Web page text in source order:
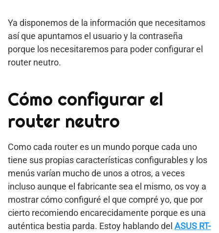
Ya disponemos de la información que necesitamos
así que apuntamos el usuario y la contraseña
porque los necesitaremos para poder configurar el
router neutro.
Cómo configurar el
router neutro
Como cada router es un mundo porque cada uno
tiene sus propias características configurables y los
menús varían mucho de unos a otros, a veces
incluso aunque el fabricante sea el mismo, os voy a
mostrar cómo configuré el que compré yo, que por
cierto recomiendo encarecidamente porque es una
auténtica bestia parda. Estoy hablando del ASUS RT-